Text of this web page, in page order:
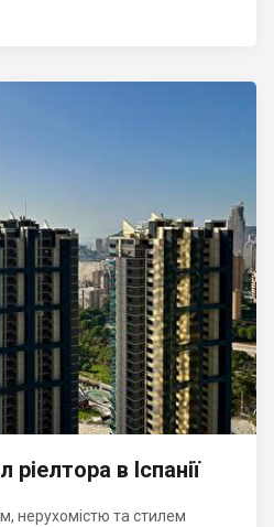
в Іспанії
нерухомістю та стилем